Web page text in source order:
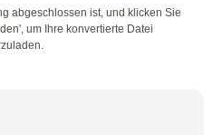
abgeschlossen ist, und klicken Sie
um Ihre konvertierte Datei